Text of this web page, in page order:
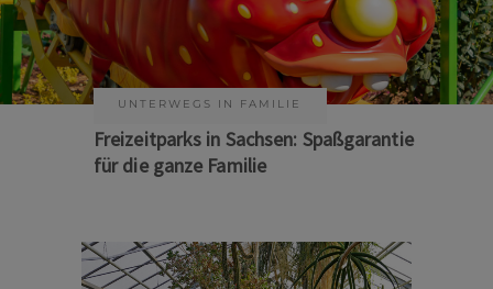
KUNST & KULTUR
Sommer auf Sachsens Theaterbühnen